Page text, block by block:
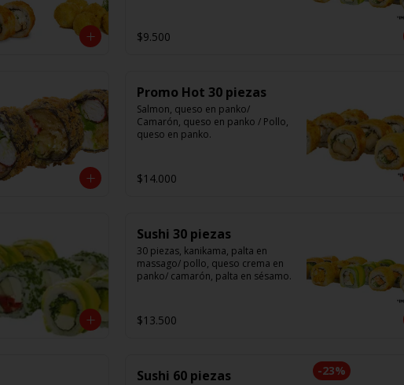
$9.500
Promo Hot 30 piezas
Salmon, queso en panko/
Camarón, queso en panko / Pollo,
queso en panko.
$14.000
Sushi 30 piezas
30 piezas, kanikama, palta en
massago/ pollo, queso crema en
panko/ camarón, palta en sésamo.
$13.500
-23%
Sushi 60 piezas